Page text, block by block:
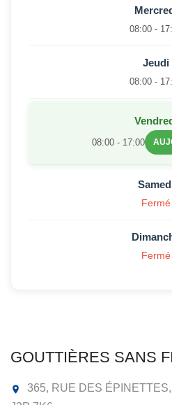
08:00 -
Jeudi
08:00 -
08:00 - 17:00
Fermé
Fermé